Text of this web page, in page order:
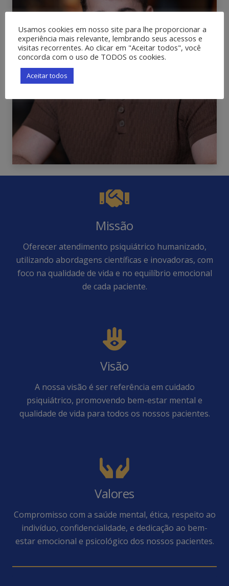
Missão
Oferecer atendimento psiquiátrico humanizado,
utilizando abordagens científicas e inovadoras, com
foco na qualidade de vida e no equilíbrio emocional
de cada paciente.
Visão
A nossa visão é ser referência em cuidado
psiquiátrico, promovendo bem-estar mental e
qualidade de vida para todos os nossos pacientes.
Valores
Compromisso com a saúde mental, ética, respeito ao
indivíduo, confidencialidade, e dedicação ao bem-
estar emocional e psicológico dos nossos pacientes.
Usamos cookies em nosso site para lhe proporcionar a
experiência mais relevante, lembrando seus acessos e
visitas recorrentes. Ao clicar em "Aceitar todos", você
concorda com o uso de TODOS os cookies.
Aceitar todos